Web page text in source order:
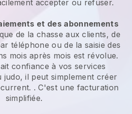
accepter ou refuser.
et des abonnements
de la chasse aux clients, de
téléphone ou de la saisie des
mois après mois est révolue.
confiance à vos services
judo, il peut simplement créer
. C'est une facturation
simplifiée.